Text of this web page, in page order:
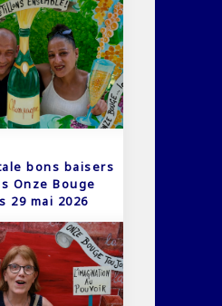
bons baisers
Onze Bouge
29 mai 2026